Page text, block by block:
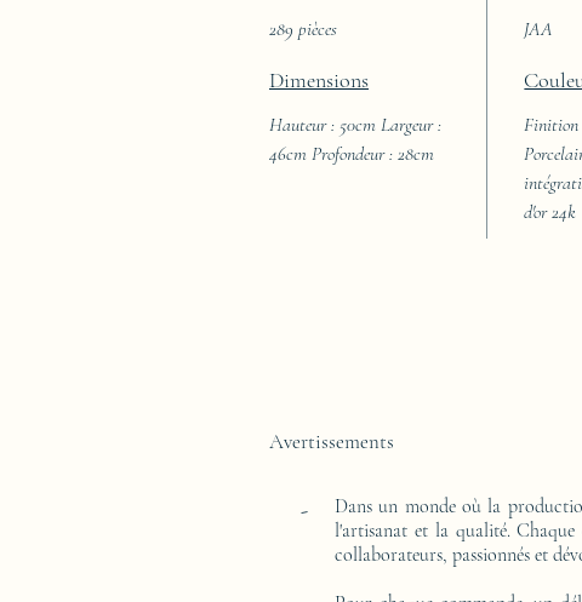
289 pièces JAA
Dimensions
Hauteur : 50cm Largeur :
46cm Profondeur : 28cm
Finition
d'or 24k
Avertissements
-
Dans un monde où la
l'artisanat et la qualité. Chaque
collaborateurs, passionnés et